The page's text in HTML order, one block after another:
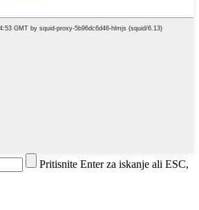
Pritisnite Enter za iskanje ali ESC,